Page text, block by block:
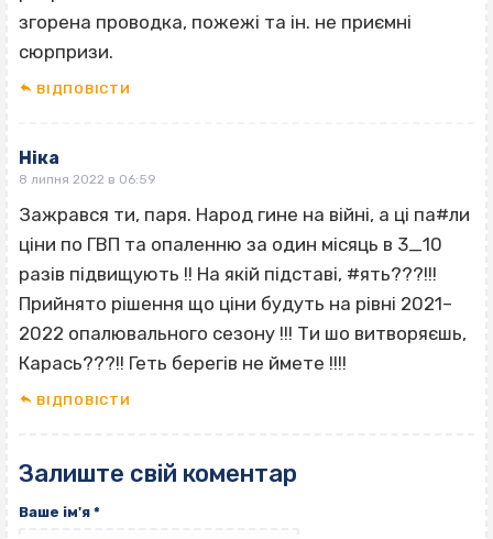
згорена проводка, пожежі та ін. не приємні
сюрпризи.
ВІДПОВІCТИ
Ніка
8 липня 2022 в 06:59
Зажрався ти, паря. Народ гине на війні, а ці па#ли
ціни по ГВП та опаленню за один місяць в 3_10
разів підвищують !! На якій підставі, #ять???!!!
Прийнято рішення що ціни будуть на рівні 2021–
2022 опалювального сезону !!! Ти шо витворяєшь,
Карась???!! Геть берегів не ймете !!!!
ВІДПОВІCТИ
Залиште свій коментар
Ваше ім'я *